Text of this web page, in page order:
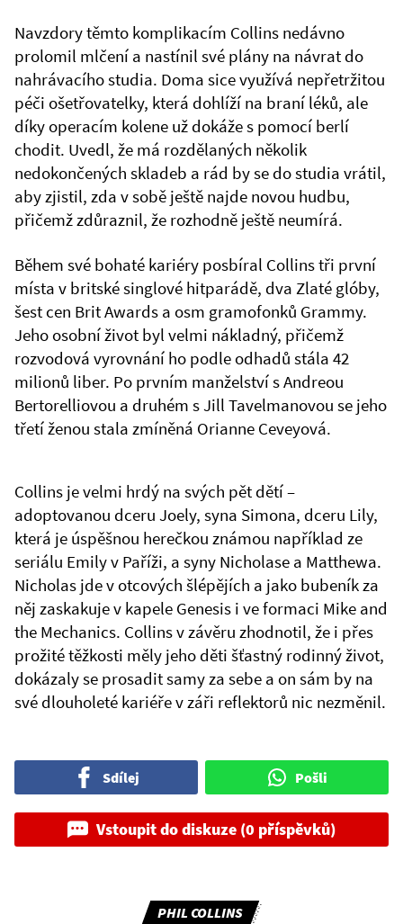
Navzdory těmto komplikacím Collins nedávno
prolomil mlčení a nastínil své plány na návrat do
nahrávacího studia. Doma sice využívá nepřetržitou
péči ošetřovatelky, která dohlíží na braní léků, ale
díky operacím kolene už dokáže s pomocí berlí
chodit. Uvedl, že má rozdělaných několik
nedokončených skladeb a rád by se do studia vrátil,
aby zjistil, zda v sobě ještě najde novou hudbu,
přičemž zdůraznil, že rozhodně ještě neumírá.
Během své bohaté kariéry posbíral Collins tři první
místa v britské singlové hitparádě, dva Zlaté glóby,
šest cen Brit Awards a osm gramofonků Grammy.
Jeho osobní život byl velmi nákladný, přičemž
rozvodová vyrovnání ho podle odhadů stála 42
milionů liber. Po prvním manželství s Andreou
Bertorelliovou a druhém s Jill Tavelmanovou se jeho
třetí ženou stala zmíněná Orianne Ceveyová.
Collins je velmi hrdý na svých pět dětí –
adoptovanou dceru Joely, syna Simona, dceru Lily,
která je úspěšnou herečkou známou například ze
seriálu Emily v Paříži, a syny Nicholase a Matthewa.
Nicholas jde v otcových šlépějích a jako bubeník za
něj zaskakuje v kapele Genesis i ve formaci Mike and
the Mechanics. Collins v závěru zhodnotil, že i přes
prožité těžkosti měly jeho děti šťastný rodinný život,
dokázaly se prosadit samy za sebe a on sám by na
své dlouholeté kariéře v záři reflektorů nic nezměnil.
Sdílej Pošli
Vstoupit do diskuze (0 příspěvků)
PHIL COLLINS